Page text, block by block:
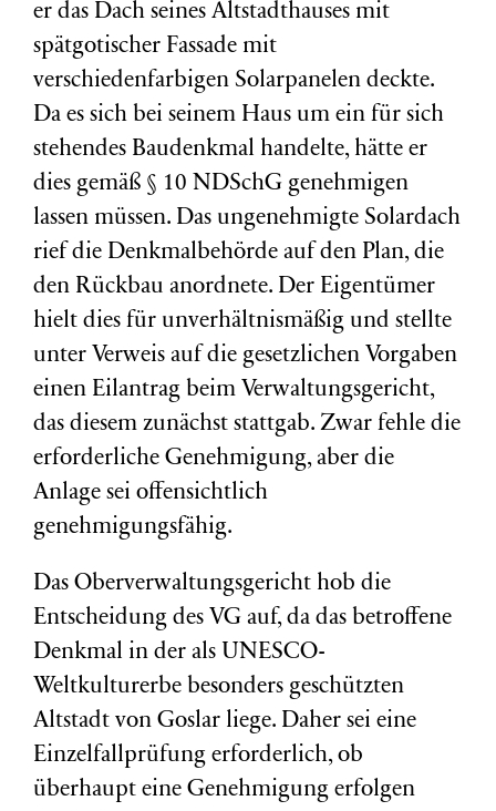
er das Dach seines Altstadthauses mit
spätgotischer Fassade mit
verschiedenfarbigen Solarpanelen deckte.
Da es sich bei seinem Haus um ein für sich
stehendes Baudenkmal handelte, hätte er
dies gemäß § 10 NDSchG genehmigen
lassen müssen. Das ungenehmigte Solardach
rief die Denkmalbehörde auf den Plan, die
den Rückbau anordnete. Der Eigentümer
hielt dies für unverhältnismäßig und stellte
unter Verweis auf die gesetzlichen Vorgaben
einen Eilantrag beim Verwaltungsgericht,
das diesem zunächst stattgab. Zwar fehle die
erforderliche Genehmigung, aber die
Anlage sei offensichtlich
genehmigungsfähig.
Das Oberverwaltungsgericht hob die
Entscheidung des VG auf, da das betroffene
Denkmal in der als UNESCO-
Weltkulturerbe besonders geschützten
Altstadt von Goslar liege. Daher sei eine
Einzelfallprüfung erforderlich, ob
überhaupt eine Genehmigung erfolgen